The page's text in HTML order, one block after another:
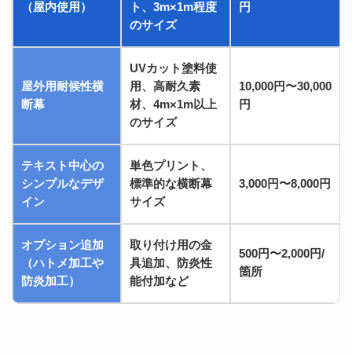
（屋内使用）
ト、3m×1m程度
のサイズ
円
屋外用耐候性横
断幕
UVカット塗料使
用、高耐久素
材、4m×1m以上
のサイズ
10,000円〜30,000
円
テキスト中心の
シンプルなデザ
イン
単色プリント、
標準的な横断幕
サイズ
3,000円〜8,000円
オプション追加
（ハトメ加工や
防炎加工）
取り付け用の金
具追加、防炎性
能付加など
500円〜2,000円/
箇所